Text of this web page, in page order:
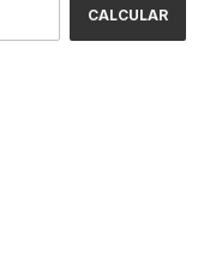
CALCULAR